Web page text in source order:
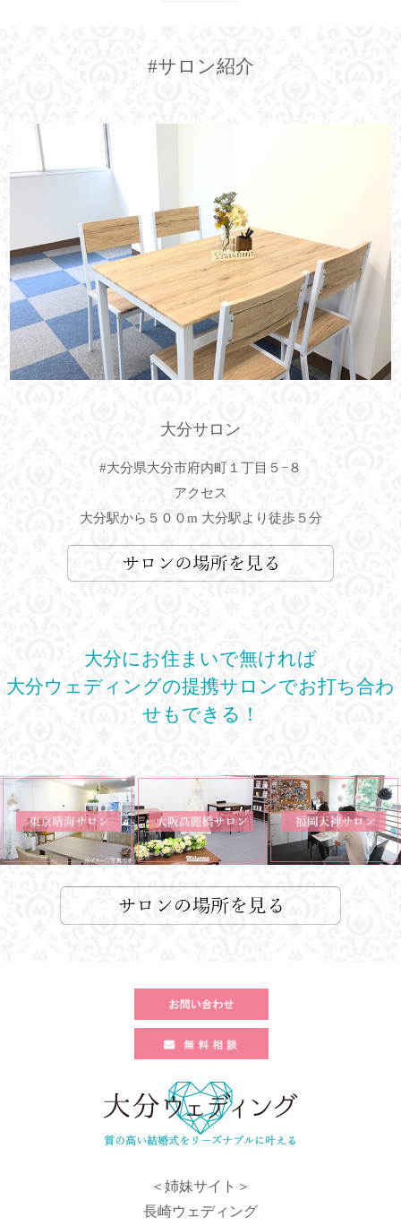
#サロン紹介
大分サロン
#大分県大分市府内町１丁目５−８
アクセス
大分駅から５００m 大分駅より徒歩５分
大分にお住まいで無ければ
大分ウェディングの提携サロンでお打ち合わ
せもできる！
＜姉妹サイト＞
長崎ウェディング